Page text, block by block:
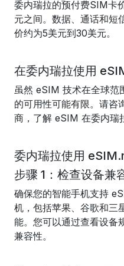
委内瑞拉的预付费SIM卡
元之间。数据、通话和短
价约为5美元到30美元。
在委内瑞拉使用
虽然 eSIM 技术在全球范
的可用性可能有限。请咨
商，了解 eSIM 在委内瑞
委内瑞拉使用
步骤 1：检查设备兼
确保您的智能手机支持
机，包括苹果、谷歌和三
能。您可以通过查看设备
兼容性。